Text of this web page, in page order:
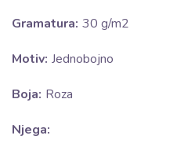
Gramatura: 30 g/m2
Motiv: Jednobojno
Boja: Roza
Njega: